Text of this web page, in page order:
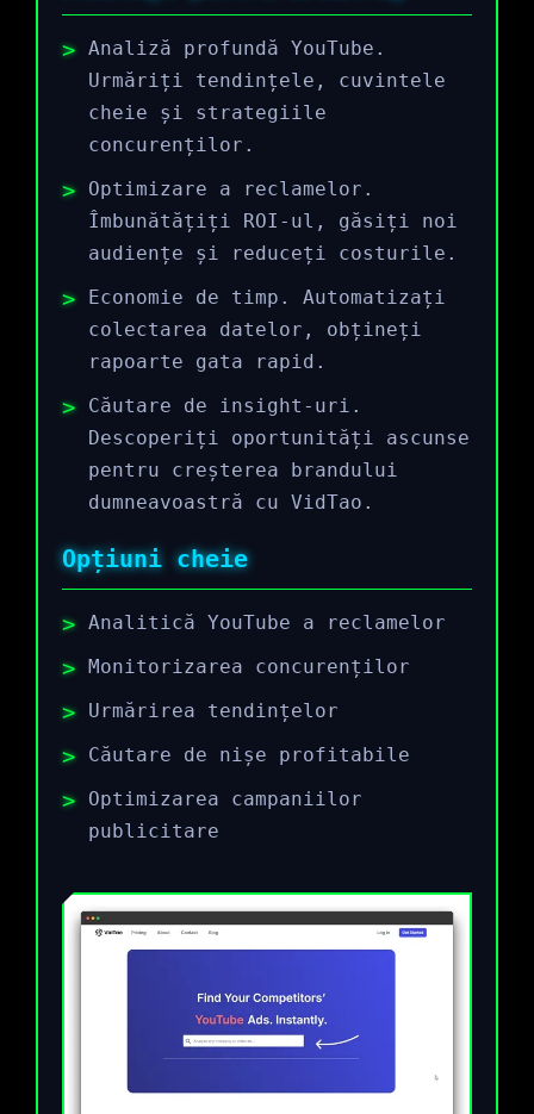
Analiză profundă YouTube.
Urmăriți tendințele, cuvintele
cheie și strategiile
concurenților.
Optimizare a reclamelor.
Îmbunătățiți ROI-ul, găsiți noi
audiențe și reduceți costurile.
Economie de timp. Automatizați
colectarea datelor, obțineți
rapoarte gata rapid.
Căutare de insight-uri.
Descoperiți oportunități ascunse
pentru creșterea brandului
dumneavoastră cu VidTao.
Opțiuni cheie
Analitică YouTube a reclamelor
Monitorizarea concurenților
Urmărirea tendințelor
Căutare de nișe profitabile
Optimizarea campaniilor
publicitare